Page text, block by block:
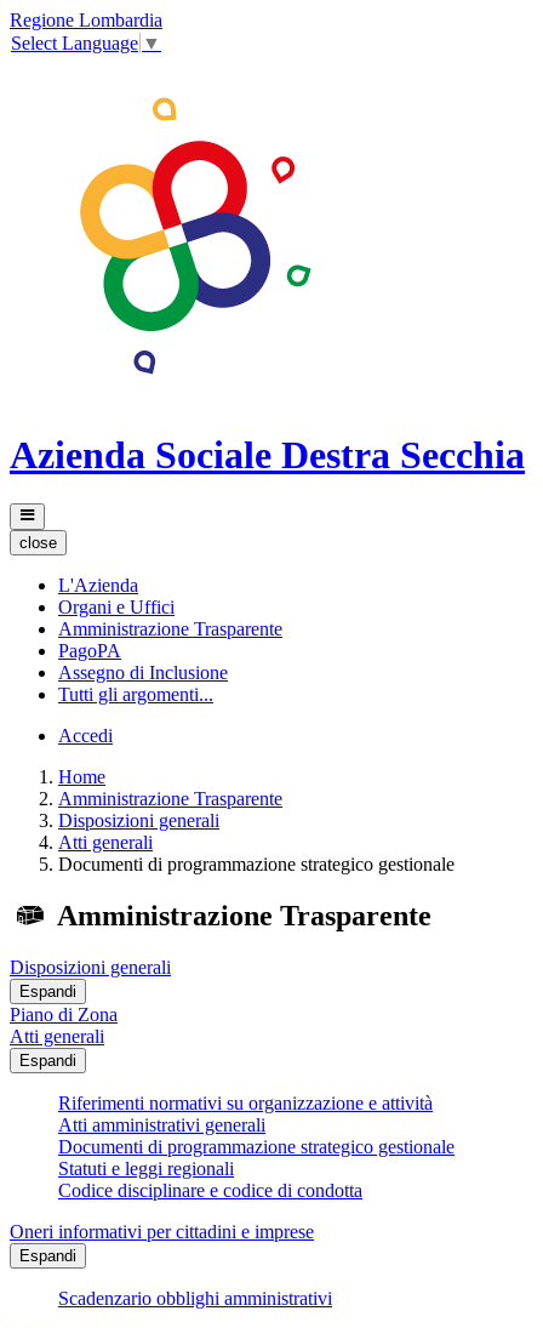
Regione Lombardia
Select Language ▼
Azienda Sociale Destra Secchia
close
L'Azienda
Organi e Uffici
Amministrazione Trasparente
PagoPA
Assegno di Inclusione
Tutti gli argomenti...
Accedi
Home
Amministrazione Trasparente
Disposizioni generali
Atti generali
Documenti di programmazione strategico gestionale
Amministrazione Trasparente
Disposizioni generali
Espandi
Piano di Zona
Atti generali
Espandi
Riferimenti normativi su organizzazione e attività
Atti amministrativi generali
Documenti di programmazione strategico gestionale
Statuti e leggi regionali
Codice disciplinare e codice di condotta
Oneri informativi per cittadini e imprese
Espandi
Scadenzario obblighi amministrativi